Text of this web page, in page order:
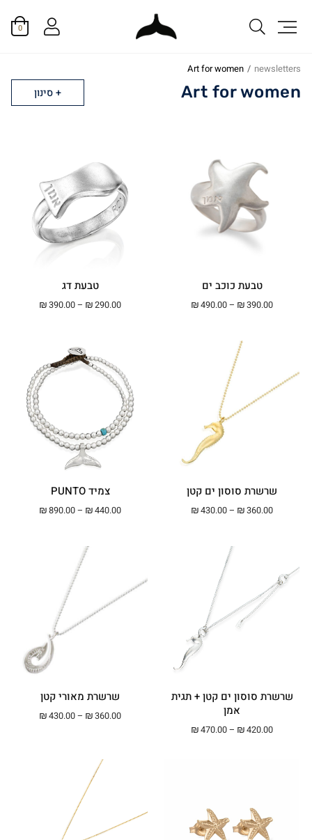
0
newsletters
/
Art for women
Art for women סינון
טבעת כוכב ים
₪390.00
–
₪490.00 טווח מחירים: ⁦₪390.00⁩ עד ⁦₪490.00⁩
טבעת דג
₪290.00
–
₪390.00 טווח מחירים: ⁦₪290.00⁩ עד
שרשרת סוסון ים קטן
₪360.00
–
₪430.00 טווח מחירים: ⁦₪360.00⁩ עד ⁦₪430.00⁩
צמיד PUNTO
₪440.00
–
₪890.00 טווח מחירים: ⁦₪440.00⁩ עד
שרשרת סוסון ים קטן + תגית
אמן
₪420.00
–
₪470.00 טווח מחירים: ⁦₪420.00⁩ עד ⁦₪470.00⁩
שרשרת מאורי קטן
₪360.00
–
₪430.00 טווח מחירים: ⁦₪360.00⁩ עד